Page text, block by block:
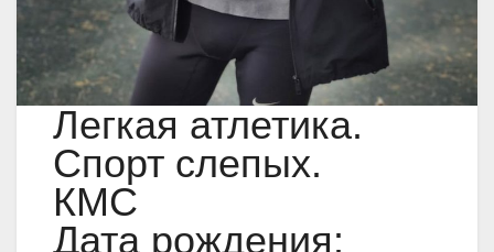
Легкая атлетика.
Спорт слепых.
КМС
Дата рождения: